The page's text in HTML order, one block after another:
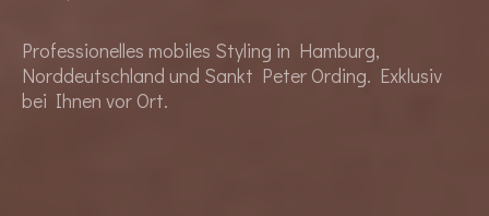
Professionelles mobiles Styling in Hamburg,
Norddeutschland und Sankt Peter Ording. Exklusiv
bei Ihnen vor Ort.